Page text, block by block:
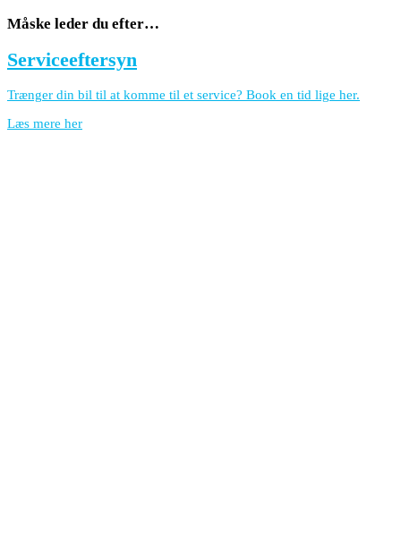
Måske leder du efter…
Serviceeftersyn
Trænger din bil til at komme til et service? Book en tid lige her.
Læs mere her